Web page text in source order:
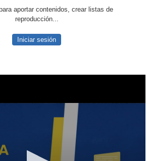
aportar contenidos, crear listas de
reproducción...
Iniciar sesión